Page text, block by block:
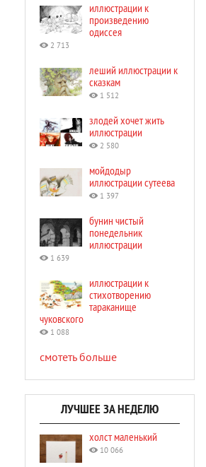
иллюстрации к
произведению
одиссея
2 713
леший иллюстрации к
сказкам
1 512
злодей хочет жить
иллюстрации
2 580
мойдодыр
иллюстрации сутеева
1 397
бунин чистый
понедельник
иллюстрации
1 639
иллюстрации к
стихотворению
тараканище
чуковского
1 088
смотеть больше
ЛУЧШЕЕ ЗА НЕДЕЛЮ
холст маленький
10 066